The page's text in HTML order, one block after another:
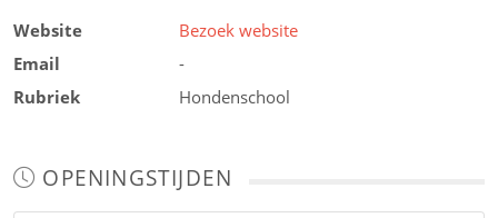
Website
Bezoek website
Email
-
Rubriek
Hondenschool
OPENINGSTIJDEN